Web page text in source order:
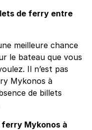
de ferry entre
meilleure chance
le bateau que vous
Il n’est pas
Mykonos à
de billets
Mykonos à